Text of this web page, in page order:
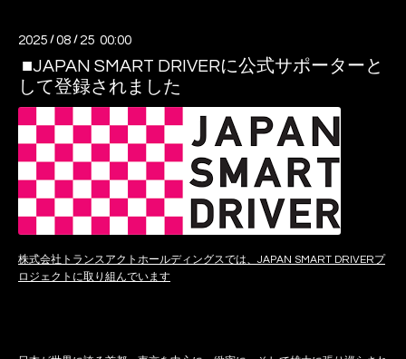
2025 /08 / 25 00:00
■JAPAN SMART DRIVERに公式サポーターと
して登録されました
株式会社トランスアクトホールディングスでは、JAPAN SMART DRIVERプ
ロジェクトに取り組んでいます